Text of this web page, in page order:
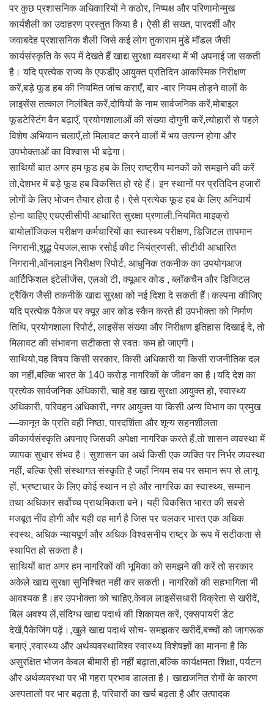
पर कुछ प्रशासनिक अधिकारियों ने कठोर, निष्पक्ष और परिणामोन्मुख
कार्यशैली का उदाहरण प्रस्तुत किया है। ऐसी ही सख्त, पारदर्शी और
जवाबदेह प्रशासनिक शैली जिसे कई लोग तुकाराम मुंडे मॉडल जैसी
कार्यसंस्कृति के रूप में देखते हैं खाद्य सुरक्षा व्यवस्था में भी अपनाई जा सकती
है। यदि प्रत्येक राज्य के एफडीए आयुक्त प्रतिदिन आकस्मिक निरीक्षण
करें,बड़े फूड हब की नियमित जांच कराएँ, बार -बार नियम तोड़ने वालों के
लाइसेंस तत्काल निलंबित करें,दोषियों के नाम सार्वजनिक करें,मोबाइल
फूडटेस्टिंग वैन बढ़ाएँ, प्रयोगशालाओं की संख्या दोगुनी करें,त्योहारों से पहले
विशेष अभियान चलाएँ,तो मिलावट करने वालों में भय उत्पन्न होगा और
उपभोक्ताओं का विश्वास भी बढ़ेगा।
साथियों बात अगर हम फूड हब के लिए राष्ट्रीय मानकों को समझने की करें
तो,देशभर में बड़े फूड हब विकसित हो रहे हैं। इन स्थानों पर प्रतिदिन हजारों
लोगों के लिए भोजन तैयार होता है। ऐसे प्रत्येक फूड हब के लिए अनिवार्य
होना चाहिए एचएसीसीपी आधारित सुरक्षा प्रणाली,नियमित माइक्रो
बायोलॉजिकल परीक्षण कर्मचारियों का स्वास्थ्य परीक्षण, डिजिटल तापमान
निगरानी,शुद्ध पेयजल,साफ रसोई कीट नियंत्रणसी, सीटीवी आधारित
निगरानी,ऑनलाइन निरीक्षण रिपोर्ट, आधुनिक तकनीक का उपयोगआज
आर्टिफिशल इंटेलीजेंस, एलओ टी, क्यूआर कोड , ब्लॉकचैन और डिजिटल
ट्रैकिंग जैसी तकनीकें खाद्य सुरक्षा को नई दिशा दे सकती हैं।कल्पना कीजिए
यदि प्रत्येक पैकेज पर क्यूर आर कोड स्कैन करते ही उपभोक्ता को निर्माण
तिथि, प्रयोगशाला रिपोर्ट, लाइसेंस संख्या और निरीक्षण इतिहास दिखाई दे, तो
मिलावट की संभावना सटीकता से स्वतः कम हो जाएगी।
साथियो,यह विषय किसी सरकार, किसी अधिकारी या किसी राजनीतिक दल
का नहीं,बल्कि भारत के 140 करोड़ नागरिकों के जीवन का है।यदि देश का
प्रत्येक सार्वजनिक अधिकारी, चाहे वह खाद्य सुरक्षा आयुक्त हो, स्वास्थ्य
अधिकारी, परिवहन अधिकारी, नगर आयुक्त या किसी अन्य विभाग का प्रमुख
—कानून के प्रति वही निष्ठा, पारदर्शिता और शून्य सहनशीलता
कीकार्यसंस्कृति अपनाए जिसकी अपेक्षा नागरिक करते हैं,तो शासन व्यवस्था में
व्यापक सुधार संभव है। सुशासन का अर्थ किसी एक व्यक्ति पर निर्भर व्यवस्था
नहीं, बल्कि ऐसी संस्थागत संस्कृति है जहाँ नियम सब पर समान रूप से लागू
हों, भ्रष्टाचार के लिए कोई स्थान न हो और नागरिक का स्वास्थ्य, सम्मान
तथा अधिकार सर्वोच्च प्राथमिकता बने। यही विकसित भारत की सबसे
मजबूत नींव होगी और यही वह मार्ग है जिस पर चलकर भारत एक अधिक
स्वस्थ, अधिक न्यायपूर्ण और अधिक विश्वसनीय राष्ट्र के रूप में सटीकता से
स्थापित हो सकता है।
साथियों बात अगर हम नागरिकों की भूमिका को समझने की करें तो सरकार
अकेले खाद्य सुरक्षा सुनिश्चित नहीं कर सकती। नागरिकों की सहभागिता भी
आवश्यक है।हर उपभोक्ता को चाहिए,केवल लाइसेंसधारी विक्रेता से खरीदें,
बिल अवश्य लें,संदिग्ध खाद्य पदार्थ की शिकायत करें, एक्सपायरी डेट
देखें,पैकेजिंग पढ़ें।,खुले खाद्य पदार्थ सोच- समझकर खरीदें,बच्चों को जागरूक
बनाएं ,स्वास्थ्य और अर्थव्यवस्थाविश्व स्वास्थ्य विशेषज्ञों का मानना है कि
असुरक्षित भोजन केवल बीमारी ही नहीं बढ़ाता,बल्कि कार्यक्षमता शिक्षा, पर्यटन
और अर्थव्यवस्था पर भी गहरा प्रभाव डालता है। खाद्यजनित रोगों के कारण
अस्पतालों पर भार बढ़ता है, परिवारों का खर्च बढ़ता है और उत्पादक